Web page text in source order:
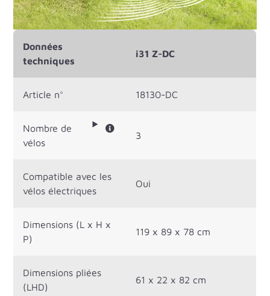
Données
techniques
i31 Z-DC
Article n° 18130-DC
Nombre de
vélos
3
Compatible avec les
vélos électriques
Oui
Dimensions (L x H x
P)
119 x 89 x 78 cm
Dimensions pliées
(LHD)
61 x 22 x 82 cm